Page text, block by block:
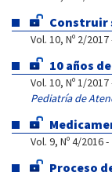
Construir
Vol. 10, Nº 2/2017
10 años
Vol. 10, Nº 1/2017
Pediatría de
Vol. 9, Nº 4/2016 -
Proceso